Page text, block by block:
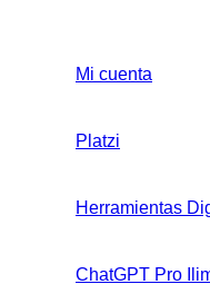
Mi cuenta
Platzi
Herramientas
ChatGPT Pro